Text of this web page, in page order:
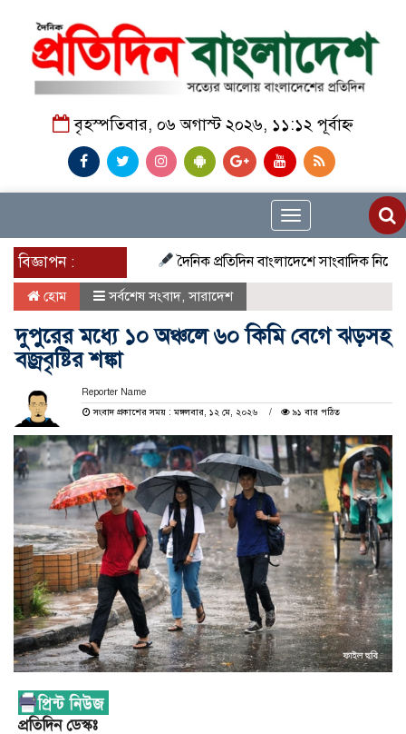
বৃহস্পতিবার, ০৬ অগাস্ট ২০২৬, ১১:১২ পূর্বাহ্ন
Toggle
navigation
বিজ্ঞাপন :
দৈনিক প্রতিদিন বাংলাদেশে সাংবাদিক নিয়োগ
হোম সর্বশেষ সংবাদ,সারাদেশ
দুপুরের মধ্যে ১০ অঞ্চলে ৬০ কিমি বেগে ঝড়সহ
বজ্রবৃষ্টির শঙ্কা
Reporter Name
সংবাদ প্রকাশের সময় : মঙ্গলবার, ১২ মে, ২০২৬
৯১ বার পঠিত
প্রতিদিন ডেস্কঃ